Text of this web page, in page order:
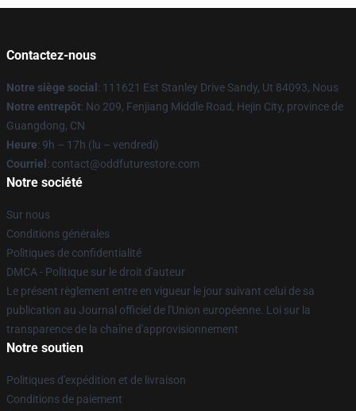
Contactez-nous
Notre siège social : 111621 Est Stanley Drive Sandy, Ut 84093, Nous
Notre entrepôt: No 209, Fenjiang Middle Road, Hejin City, province de
Guangdong, CN
Heure: 9h – 17h (lu – vendredi)
Courriel : contact@oddfuturestore.com
Notre société
Sur nous
Conditions générales
Politiques de confidentialité
DMCA - Politique sur le droit d'auteur
Le présent règlement entre en vigueur le jour suivant celui de sa
publication au Journal officiel de l'Union européenne. Loi sur la
transparence de la chaîne d'approvisionnement
Notre soutien
Politiques d'expédition et de livraison
Conditions de paiement